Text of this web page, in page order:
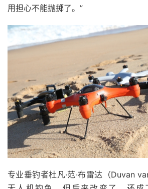
用担心不能抛掷了。”
专业垂钓者杜凡·范·布雷达（Duvan